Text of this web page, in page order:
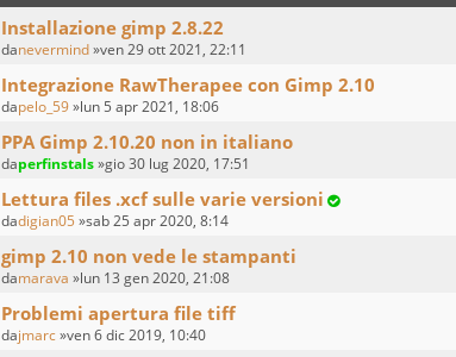
Installazione gimp 2.8.22
danevermind»ven 29 ott 2021, 22:11
Integrazione RawTherapee con Gimp 2.10
dapelo_59»lun 5 apr 2021, 18:06
PPA Gimp 2.10.20 non in italiano
daperfinstals»gio 30 lug 2020, 17:51
Lettura files .xcf sulle varie versioni
dadigian05 »sab 25 apr 2020, 8:14
gimp 2.10 non vede le stampanti
damarava »lun 13 gen 2020, 21:08
Problemi apertura file tiff
dajmarc»ven 6 dic 2019, 10:40